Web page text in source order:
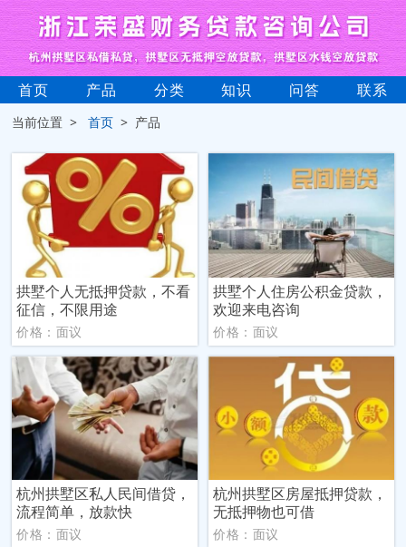
首页 产品 分类 知识 问答 联系
当前位置 >首页 > 产品
拱墅个人无抵押贷款，不看
征信，不限用途
价格：面议
拱墅个人住房公积金贷款，
欢迎来电咨询
价格：面议
杭州拱墅区私人民间借贷，
流程简单，放款快
价格：面议
杭州拱墅区房屋抵押贷款，
无抵押物也可借
价格：面议